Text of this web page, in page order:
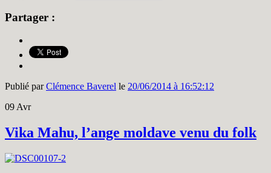
Partager :
Publié parClémence Baverel le 20/06/2014 à 16:52:12
09Avr
Vika Mahu, l’ange moldave venu du folk